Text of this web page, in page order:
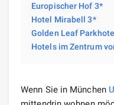
Europischer Hof 3*
Hotel Mirabell 3*
Golden Leaf
Hotels im Zentrum
Wenn Sie in München